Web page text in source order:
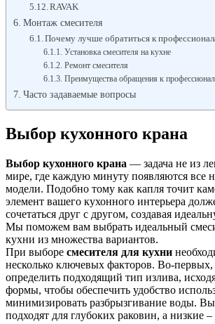
RAVAK
Монтаж смесителя
Почему лучше обратиться к
Установка смесителя на кухне
Ремонт смесителя
Преимущества обращения к
Часто задаваемые вопросы
Выбор кухонного крана
Выбор кухонного крана — задача не из
мире, где каждую минуту появляются все
модели. Подобно тому как капля точит
элемент вашего кухонного интерьера
сочетаться друг с другом, создавая
Мы поможем вам выбрать идеальный
кухни из множества вариантов.
При выборе смесителя для кухни
несколько ключевых факторов. Во-первых,
определить подходящий тип излива,
формы, чтобы обеспечить удобство
минимизировать разбрызгивание воды.
подходят для глубоких раковин, а низкие